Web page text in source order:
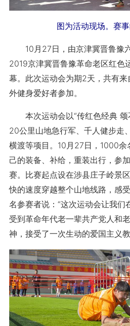
图为活动现场。赛
10月27日，由京津冀晋鲁豫
2019京津冀晋鲁豫革命老区红色
幕。此次运动会为期2天，共有
外健身爱好者参加。
本次运动会以“传红色经典 颂
20公里山地急行军、千人健步走
横渡等项目。10月27日，1000余
己的装备、补给，重装出行，参
赛。比赛起点设在涉县庄子岭景
快的速度穿越整个山地线路，感
名参赛者说：“这次运动会让我们
受到革命年代老一辈共产党人和
神，接受了一次生动的爱国主义